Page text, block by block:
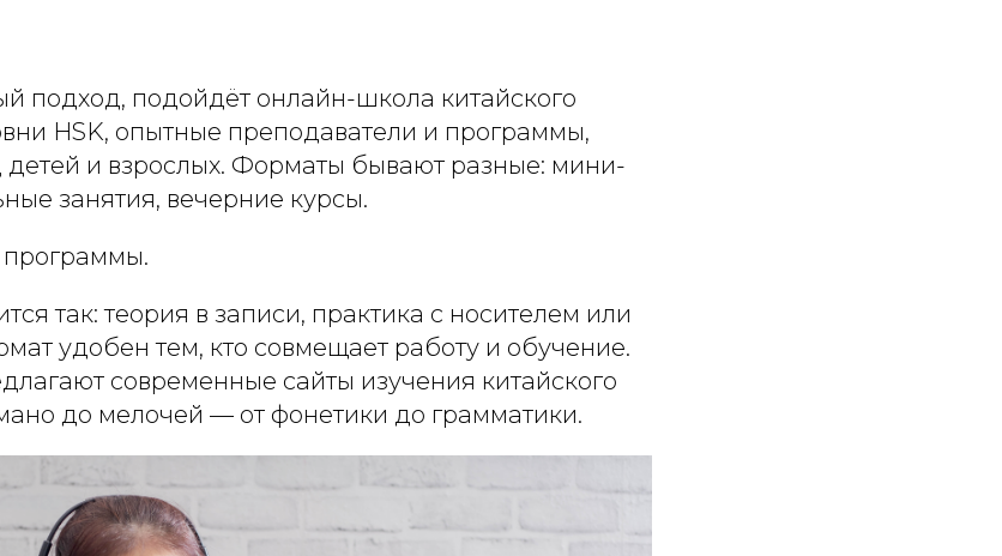
подход, подойдёт онлайн-школа китайского
HSK, опытные преподаватели и программы,
и взрослых. Форматы бывают разные: мини-
занятия, вечерние курсы.
так: теория в записи, практика с носителем или
удобен тем, кто совмещает работу и обучение.
современные сайты изучения китайского
до мелочей — от фонетики до грамматики.